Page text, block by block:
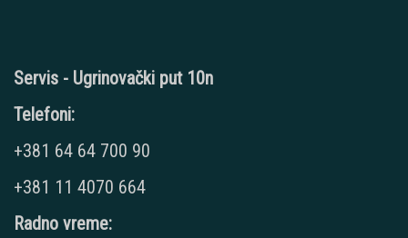
Servis - Ugrinovački put 10n
Telefoni:
+381 64 64 700 90
+381 11 4070 664
Radno vreme: